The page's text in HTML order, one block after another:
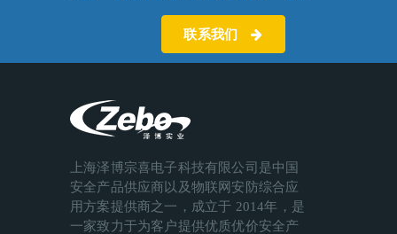
联系我们
上海泽博宗喜电子科技有限公司是中国
安全产品供应商以及物联网安防综合应
用方案提供商之一，成立于 2014年，是
一家致力于为客户提供优质优价安全产